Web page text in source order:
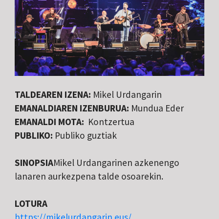
TALDEAREN IZENA: Mikel Urdangarin
EMANALDIAREN IZENBURUA: Mundua Eder
EMANALDI MOTA: Kontzertua
PUBLIKO: Publiko guztiak
SINOPSIAMikel Urdangarinen azkenengo
lanaren aurkezpena talde osoarekin.
LOTURA